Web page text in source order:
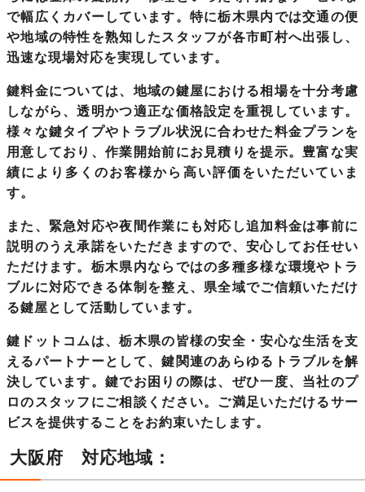
で幅広くカバーしています。特に栃木県内では交通の便
や地域の特性を熟知したスタッフが各市町村へ出張し、
迅速な現場対応を実現しています。
鍵料金については、 地域の鍵屋における相場を十分考慮
しながら、透明かつ適正な価格設定を重視しています。
様々な鍵タイプやトラブル状況に合わせた料金プランを
用意しており、作業開始前にお見積りを提示。豊富な実
績により多くのお客様から高い評価をいただいていま
す。
また、緊急対応や夜間作業にも対応し追加料金は事前に
説明のうえ承諾をいただきますので、安心してお任せい
ただけます。栃木県内ならではの多種多様な環境やトラ
ブルに対応できる体制を整え、県全域でご信頼いただけ
る鍵屋として活動しています。
鍵ドットコムは、栃木県の皆様の安全・安心な生活を支
えるパートナーとして、鍵関連のあらゆるトラブルを解
決しています。鍵でお困りの際は、ぜひ一度、当社のプ
ロのスタッフにご相談ください。ご満足いただけるサー
ビスを提供することをお約束いたします。
大阪府 対応地域：